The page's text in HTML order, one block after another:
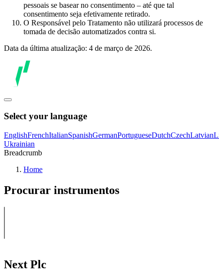
pessoais se basear no consentimento – até que tal
consentimento seja efetivamente retirado.
O Responsável pelo Tratamento não utilizará processos de
tomada de decisão automatizados contra si.
Data da última atualização: 4 de março de 2026.
Select your language
EnglishFrenchItalianSpanishGermanPortugueseDutchCzechLatvian
Ukrainian
Breadcrumb
Home
Procurar instrumentos
Next Plc